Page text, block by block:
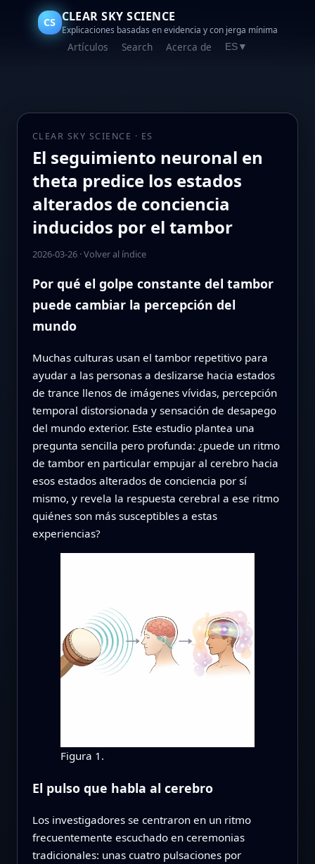
CS CLEAR SKY SCIENCE
Explicaciones basadas en evidencia y con jerga mínima
Artículos Search Acerca de ES ▼
CLEAR SKY SCIENCE · ES
El seguimiento neuronal en
theta predice los estados
alterados de conciencia
inducidos por el tambor
2026-03-26·Volver al índice
Por qué el golpe constante del tambor
puede cambiar la percepción del
mundo
Muchas culturas usan el tambor repetitivo para
ayudar a las personas a deslizarse hacia estados
de trance llenos de imágenes vívidas, percepción
temporal distorsionada y sensación de desapego
del mundo exterior. Este estudio plantea una
pregunta sencilla pero profunda: ¿puede un ritmo
de tambor en particular empujar al cerebro hacia
esos estados alterados de conciencia por sí
mismo, y revela la respuesta cerebral a ese ritmo
quiénes son más susceptibles a estas
experiencias?
Figura 1.
El pulso que habla al cerebro
Los investigadores se centraron en un ritmo
frecuentemente escuchado en ceremonias
tradicionales: unas cuatro pulsaciones por